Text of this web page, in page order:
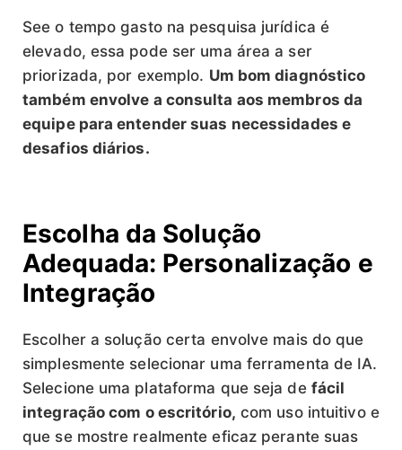
See o tempo gasto na pesquisa jurídica é
elevado, essa pode ser uma área a ser
priorizada, por exemplo. Um bom diagnóstico
também envolve a consulta aos membros da
equipe para entender suas necessidades e
desafios diários.
Escolha da Solução
Adequada: Personalização e
Integração
Escolher a solução certa envolve mais do que
simplesmente selecionar uma ferramenta de IA.
Selecione uma plataforma que seja de fácil
integração com o escritório, com uso intuitivo e
que se mostre realmente eficaz perante suas